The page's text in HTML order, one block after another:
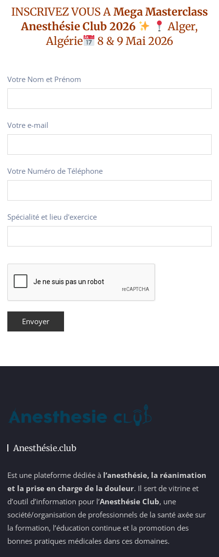
INSCRIVEZ VOUS AMega Masterclass
Anesthésie Club 2026
Alger,
Algérie
8 & 9 Mai 2026
Votre Nom et Prénom
Votre e-mail
Votre Numéro de Téléphone
Spécialité et lieu d'exercice
Anesthésie.club
Est une plateforme dédiée à l’anesthésie, la réanimation
et la prise en charge de la douleur. Il sert de vitrine et
d’outil d’information pour l’Anesthésie Club, une
société/organisation de professionnels de la santé axée sur
la formation, l’éducation continue et la promotion des
bonnes pratiques médicales dans ces domaines.